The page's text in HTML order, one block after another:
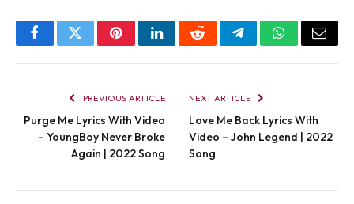
FacebookTwitterPinterestLinkedInRedditTelegramWhatsApp
Email
PREVIOUS ARTICLE
Purge Me Lyrics With Video
– YoungBoy Never Broke
Again | 2022 Song
NEXT ARTICLE
Love Me Back Lyrics With
Video – John Legend | 2022
Song